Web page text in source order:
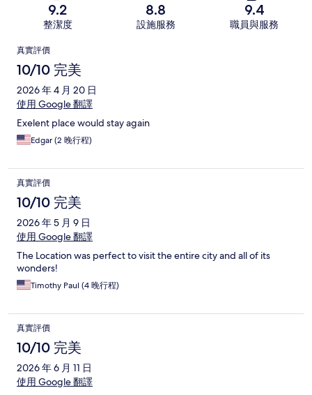
9.2
整潔度
8.8
設施服務
9.4
職員與服務
評
價
真實評價
10/10 完美
2026 年 4 月 20 日
使用 Google 翻譯
Exelent place would stay again
Edgar (2 晚行程)
真實評價
10/10 完美
2026 年 5 月 9 日
使用 Google 翻譯
The Location was perfect to visit the entire city and all of its
wonders!
Timothy Paul (4 晚行程)
真實評價
10/10 完美
2026 年 6 月 11 日
使用 Google 翻譯